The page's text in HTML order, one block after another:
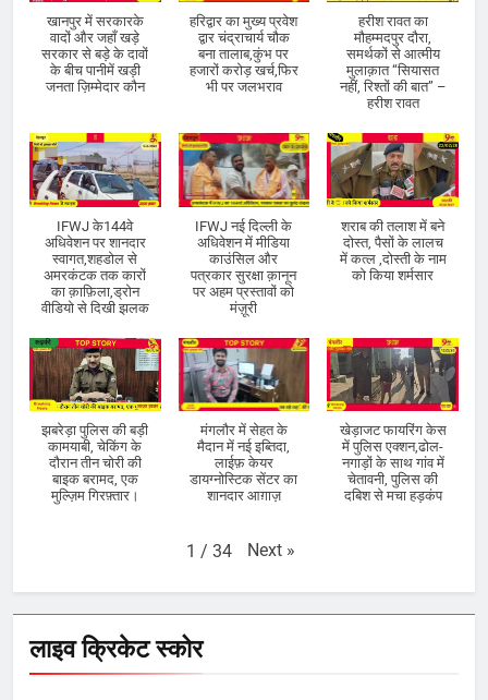
खानपुर में सरकारके
वादों और जहाँ खड़े
सरकार से बड़े के दावों
के बीच पानीमें खड़ी
जनता ज़िम्मेदार कौन
हरिद्वार का मुख्य प्रवेश
द्वार चंद्राचार्य चौक
बना तालाब,कुंभ पर
हजारों करोड़ खर्च,फिर
भी पर जलभराव
हरीश रावत का
मौहम्मदपुर दौरा,
समर्थकों से आत्मीय
मुलाक़ात “सियासत
नहीं, रिश्तों की बात” –
हरीश रावत
IFWJ के144वे
अधिवेशन पर शानदार
स्वागत,शहडोल से
अमरकंटक तक कारों
का क़ाफ़िला,ड्रोन
वीडियो से दिखी झलक
IFWJ नई दिल्ली के
अधिवेशन में मीडिया
काउंसिल और
पत्रकार सुरक्षा क़ानून
पर अहम प्रस्तावों को
मंज़ूरी
शराब की तलाश में बने
दोस्त, पैसों के लालच
में कत्ल ,दोस्ती के नाम
को किया शर्मसार
झबरेड़ा पुलिस की बड़ी
कामयाबी, चेकिंग के
दौरान तीन चोरी की
बाइक बरामद, एक
मुल्ज़िम गिरफ़्तार।
मंगलौर में सेहत के
मैदान में नई इब्तिदा,
लाईफ़ केयर
डायग्नोस्टिक सेंटर का
शानदार आग़ाज़
खेड़ाजट फायरिंग केस
में पुलिस एक्शन,ढोल-
नगाड़ों के साथ गांव में
चेतावनी, पुलिस की
दबिश से मचा हड़कंप
1 / 34 Next »
लाइव क्रिकेट स्कोर